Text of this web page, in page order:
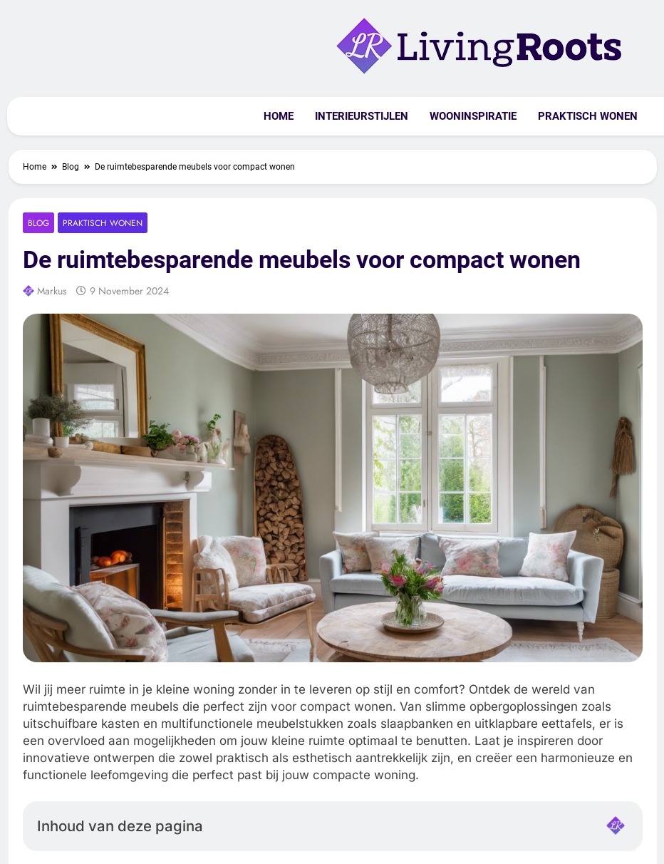
HOME INTERIEURSTIJLEN WOONINSPIRATIE PRAKTISCH WONEN
Home Blog De ruimtebesparende meubels voor compact wonen
BLOG PRAKTISCH WONEN
De ruimtebesparende meubels voor compact wonen
Markus 9 November 2024
Wil jij meer ruimte in je kleine woning zonder in te leveren op stijl en comfort? Ontdek de wereld van
ruimtebesparende meubels die perfect zijn voor compact wonen. Van slimme opbergoplossingen zoals
uitschuifbare kasten en multifunctionele meubelstukken zoals slaapbanken en uitklapbare eettafels, er is
een overvloed aan mogelijkheden om jouw kleine ruimte optimaal te benutten. Laat je inspireren door
innovatieve ontwerpen die zowel praktisch als esthetisch aantrekkelijk zijn, en creëer een harmonieuze en
functionele leefomgeving die perfect past bij jouw compacte woning.
Inhoud van deze pagina